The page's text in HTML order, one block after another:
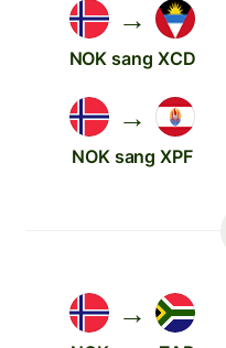
→
NOK sang XCD
→
NOK sang XPF
→